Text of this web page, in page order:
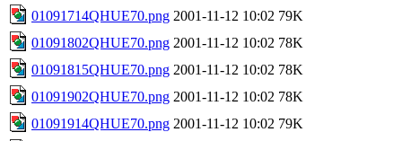
01091714QHUE70.png 2001-11-12 10:02 79K
01091802QHUE70.png 2001-11-12 10:02 78K
01091815QHUE70.png 2001-11-12 10:02 78K
01091902QHUE70.png 2001-11-12 10:02 78K
01091914QHUE70.png 2001-11-12 10:02 79K